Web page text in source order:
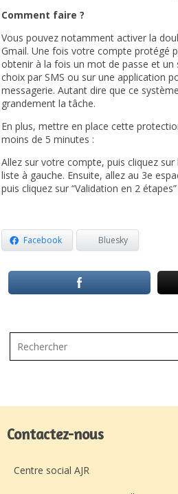
Comment faire ?
Vous pouvez notamment activer la
Gmail. Une fois votre compte protégé
obtenir à la fois un mot de passe et un
choix par SMS ou sur une application
messagerie. Autant dire que ce
grandement la tâche.
En plus, mettre en place cette
moins de 5 minutes :
Allez sur votre compte, puis cliquez sur
liste à gauche. Ensuite, allez au 3e
puis cliquez sur “Validation en 2
Facebook Bluesky
Contactez-nous
Centre social AJR